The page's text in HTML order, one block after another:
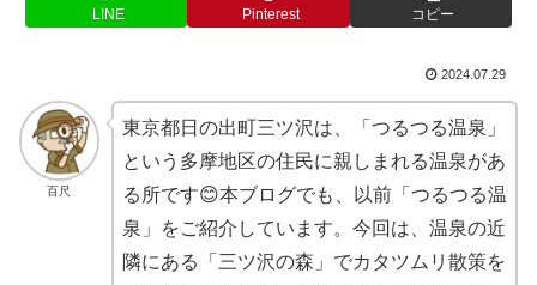
LINE Pinterest コピー
2024.07.29
百尺
東京都日の出町三ツ沢は、「つるつる温泉」
という多摩地区の住民に親しまれる温泉があ
る所です😊本ブログでも、以前「つるつる温
泉」をご紹介しています。今回は、温泉の近
隣にある「三ツ沢の森」でカタツムリ散策を